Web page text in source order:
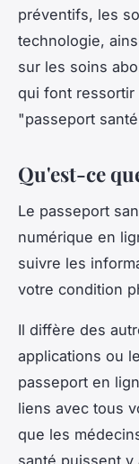
préventifs, les
technologie,
sur les soins
qui font
"passeport
Qu'est-ce
Le passeport
numérique en
suivre les
votre condition
Il diffère des
applications ou
passeport en
liens avec tous
que les
santé puissent y